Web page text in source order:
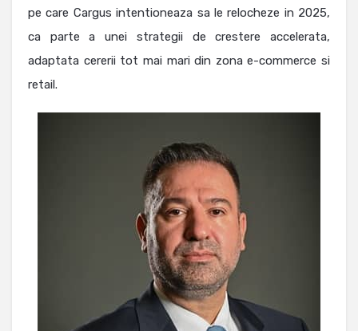
pe care Cargus intentioneaza sa le relocheze in 2025,
ca parte a unei strategii de crestere accelerata,
adaptata cererii tot mai mari din zona e-commerce si
retail.